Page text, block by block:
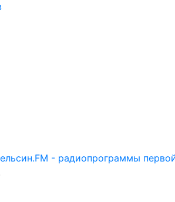
- радиопрограммы